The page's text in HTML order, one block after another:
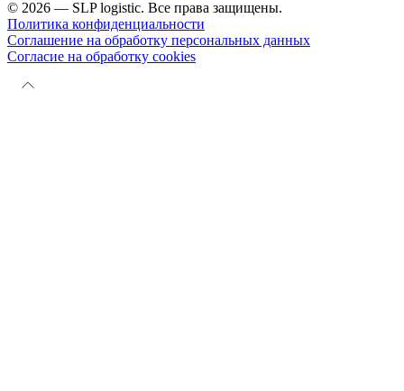
© 2026 — SLP logistic. Все права защищены.
Политика конфиденциальности
Соглашение на обработку персональных данных
Согласие на обработку cookies